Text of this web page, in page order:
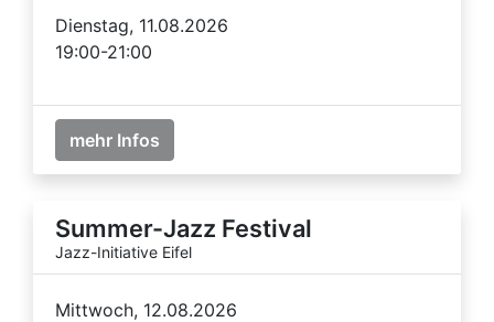
Dienstag, 11.08.2026
19:00-21:00
mehr Infos
Summer-Jazz Festival
Jazz-Initiative Eifel
Mittwoch, 12.08.2026